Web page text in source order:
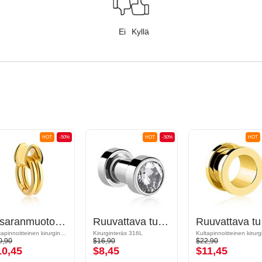
Ei Kyllä
-50%
HOT
Pisaranmuotoinen kaksinkertainen flared-tunneli (teräs, kulta, kiiltävä pinta)
-50%
HOT
Ruuvattava tunneli (kirurginen teräs, hopea, kiiltävä pinta) kanssa kristallikivi
Kirurginteräs 316L
$16,90
$8,45
HOT
$22,90
$11,45